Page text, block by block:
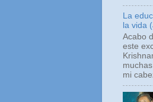
La
la vida
Acabo
este
mi